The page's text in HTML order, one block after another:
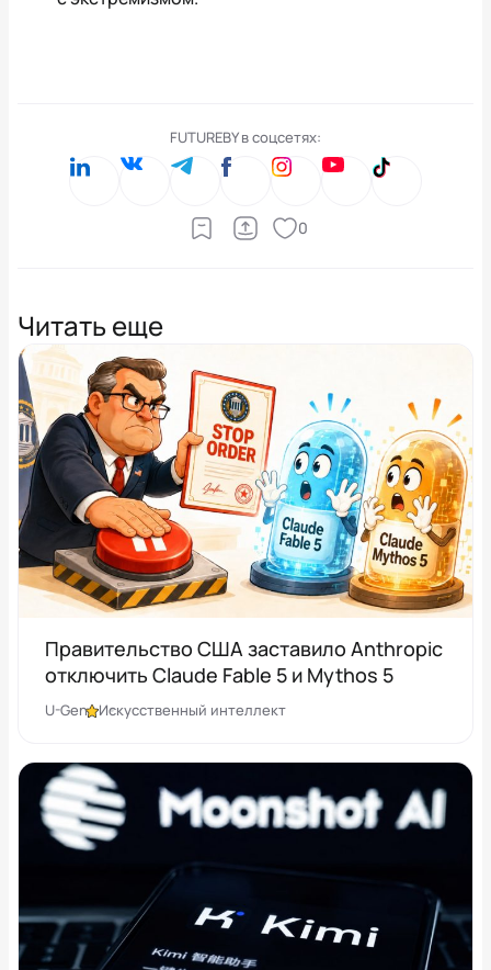
FUTUREBY в соцсетях:
0
Читать еще
Правительство США заставило Anthropic
отключить Claude Fable 5 и Mythos 5
U-Gen Искусственный интеллект